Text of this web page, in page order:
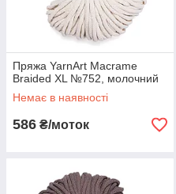
Пряжа YarnArt Macrame
Braided XL №752, молочний
Немає в наявності
586 ₴/моток